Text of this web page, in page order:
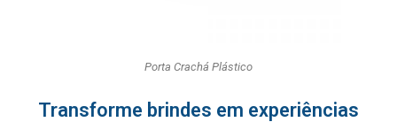
Porta Crachá Plástico
Transforme brindes em experiências